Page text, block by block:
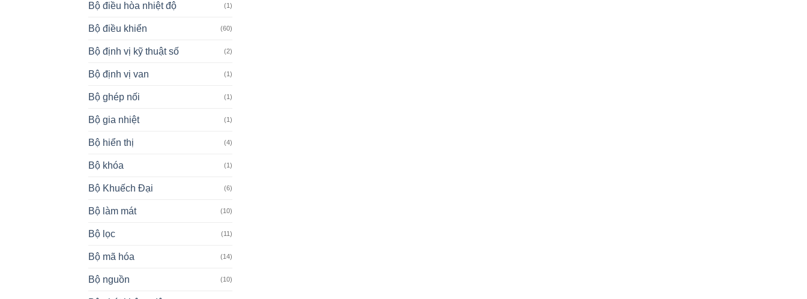
Bộ điều hòa nhiệt độ (1)
Bộ điều khiển (60)
Bộ định vị kỹ thuật số (2)
Bộ định vị van (1)
Bộ ghép nối (1)
Bộ gia nhiệt (1)
Bộ hiển thị (4)
Bộ khóa (1)
Bộ Khuếch Đại (6)
Bộ làm mát (10)
Bộ lọc (11)
Bộ mã hóa (14)
Bộ nguồn (10)